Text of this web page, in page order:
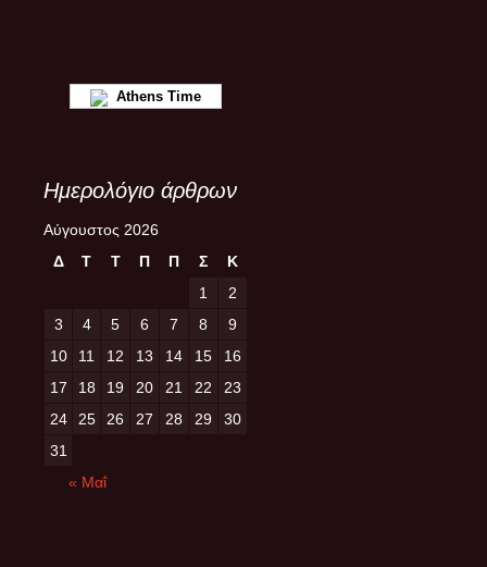
Athens Time
Ημερολόγιο άρθρων
Αύγουστος 2026
Δ
Τ Τ Π Π Σ Κ
« Μαΐ
1
2
3
4 5 6 7 8
9
10
11 12 13 14 15
16
17
18 19 20 21 22
23
24
25 26 27 28 29
30
31